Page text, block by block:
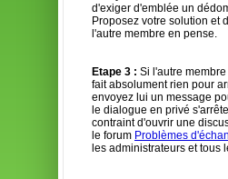
d'exiger d'emblée un
Proposez votre solution et
l'autre membre en pense.
Etape 3 : Si l'autre
fait absolument rien pour
envoyez lui un message
le dialogue en privé
contraint d'ouvrir une
le forum Problèmes
les administrateurs et tous